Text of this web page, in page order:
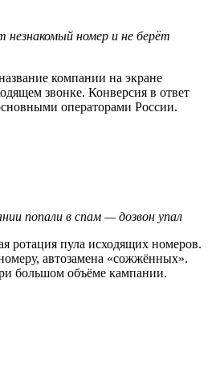
незнакомый номер и не берёт
компании на экране
звонке. Конверсия в ответ
операторами России.
попали в спам — дозвон упал
ротация пула исходящих номеров.
автозамена «сожжённых».
большом объёме кампании.